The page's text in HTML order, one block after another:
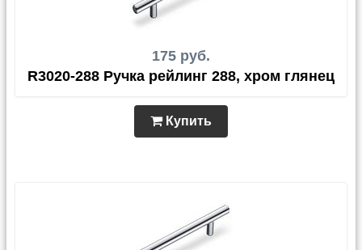
175 руб.
R3020-288 Ручка рейлинг 288, хром глянец
Купить